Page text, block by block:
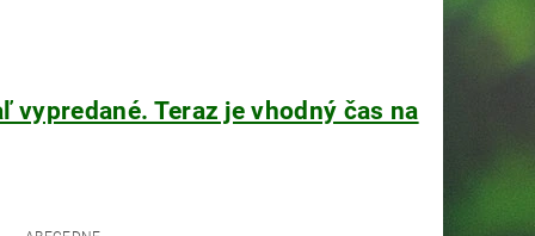
Teraz je vhodný čas na